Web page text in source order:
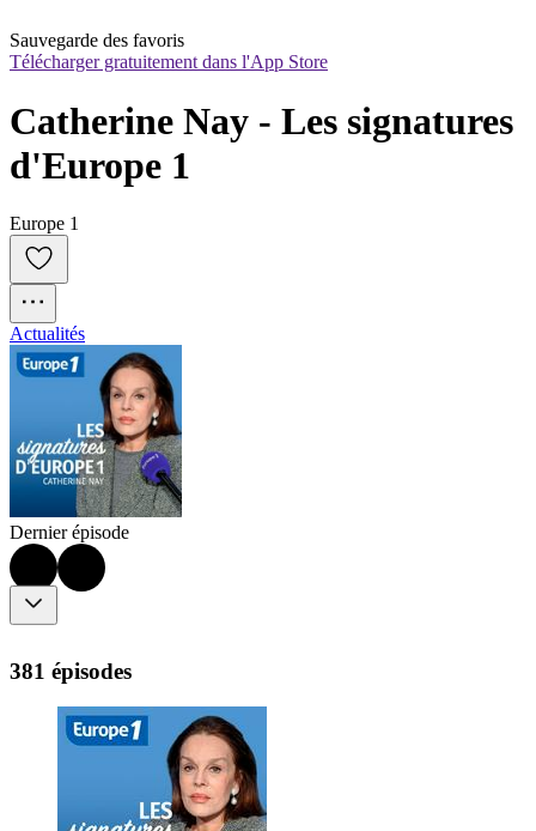
Sauvegarde des favoris
Télécharger gratuitement dans l'App Store
Catherine Nay - Les signatures
d'Europe 1
Europe 1
Actualités
Dernier épisode
381 épisodes